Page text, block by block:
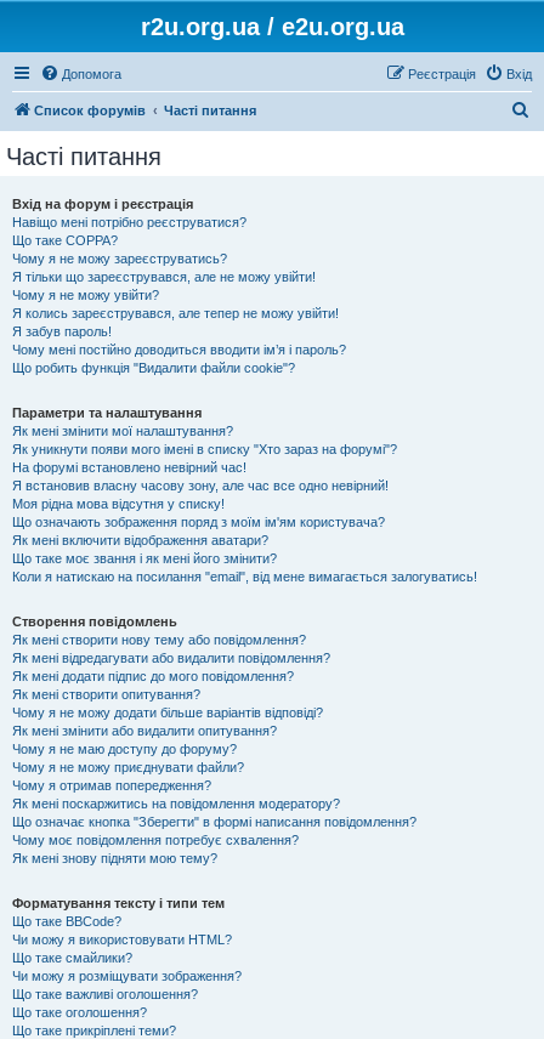
r2u.org.ua / e2u.org.ua
Допомога Вхід
Реєстрація
Список форумів Часті питання
Часті питання
Вхід на форум і реєстрація
Навіщо мені потрібно реєструватися?
Що таке COPPA?
Чому я не можу зареєструватись?
Я тільки що зареєструвався, але не можу увійти!
Чому я не можу увійти?
Я колись зареєструвався, але тепер не можу увійти!
Я забув пароль!
Чому мені постійно доводиться вводити ім’я і пароль?
Що робить функція "Видалити файли cookie"?
Параметри та налаштування
Як мені змінити мої налаштування?
Як уникнути появи мого імені в списку "Хто зараз на форумі"?
На форумі встановлено невірний час!
Я встановив власну часову зону, але час все одно невірний!
Моя рідна мова відсутня у списку!
Що означають зображення поряд з моїм ім'ям користувача?
Як мені включити відображення аватари?
Що таке моє звання і як мені його змінити?
Коли я натискаю на посилання "email", від мене вимагається залогуватись!
Створення повідомлень
Як мені створити нову тему або повідомлення?
Як мені відредагувати або видалити повідомлення?
Як мені додати підпис до мого повідомлення?
Як мені створити опитування?
Чому я не можу додати більше варіантів відповіді?
Як мені змінити або видалити опитування?
Чому я не маю доступу до форуму?
Чому я не можу приєднувати файли?
Чому я отримав попередження?
Як мені поскаржитись на повідомлення модератору?
Що означає кнопка "Зберегти" в формі написання повідомлення?
Чому моє повідомлення потребує схвалення?
Як мені знову підняти мою тему?
Форматування тексту і типи тем
Що таке BBCode?
Чи можу я використовувати HTML?
Що таке смайлики?
Чи можу я розміщувати зображення?
Що таке важливі оголошення?
Що таке оголошення?
Що таке прикріплені теми?